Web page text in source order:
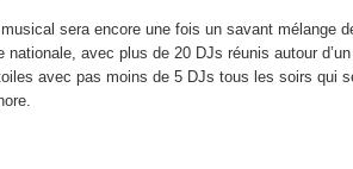
sera encore une fois un savant mélange
nationale, avec plus de 20 DJs réunis autour
avec pas moins de 5 DJs tous les soirs qui